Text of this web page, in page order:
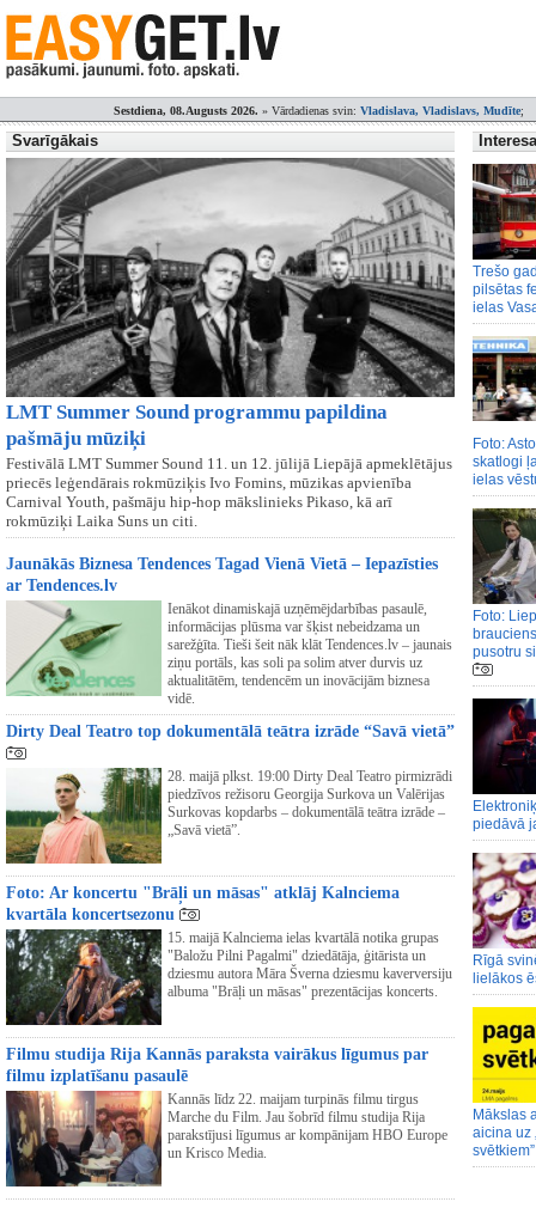
Sestdiena, 08.Augusts 2026. » Vārdadienas svin: Vladislava, Vladislavs, Mudīte;
Svarīgākais
LMT Summer Sound programmu papildina
pašmāju mūziķi
Festivālā LMT Summer Sound 11. un 12. jūlijā Liepājā apmeklētājus
priecēs leģendārais rokmūziķis Ivo Fomins, mūzikas apvienība
Carnival Youth, pašmāju hip-hop mākslinieks Pikaso, kā arī
rokmūziķi Laika Suns un citi.
Jaunākās Biznesa Tendences Tagad Vienā Vietā – Iepazīsties
ar Tendences.lv
Ienākot dinamiskajā uzņēmējdarbības pasaulē,
informācijas plūsma var šķist nebeidzama un
sarežģīta. Tieši šeit nāk klāt Tendences.lv – jaunais
ziņu portāls, kas soli pa solim atver durvis uz
aktualitātēm, tendencēm un inovācijām biznesa
vidē.
Dirty Deal Teatro top dokumentālā teātra izrāde “Savā vietā”
28. maijā plkst. 19:00 Dirty Deal Teatro pirmizrādi
piedzīvos režisoru Georgija Surkova un Valērijas
Surkovas kopdarbs – dokumentālā teātra izrāde –
„Savā vietā”.
Foto: Ar koncertu "Brāļi un māsas" atklāj Kalnciema
kvartāla koncertsezonu
15. maijā Kalnciema ielas kvartālā notika grupas
"Baložu Pilni Pagalmi" dziedātāja, ģitārista un
dziesmu autora Māra Šverna dziesmu kaverversiju
albuma "Brāļi un māsas" prezentācijas koncerts.
Filmu studija Rija Kannās paraksta vairākus līgumus par
filmu izplatīšanu pasaulē
Kannās līdz 22. maijam turpinās filmu tirgus
Marche du Film. Jau šobrīd filmu studija Rija
parakstījusi līgumus ar kompānijam HBO Europe
un Krisco Media.
Trešo
pilsētas
ielas
Foto:
skatlogi
ielas
Foto:
pusotru
piedāvā
Rīgā
lielākos
Mākslas
aicina uz
svētkiem”